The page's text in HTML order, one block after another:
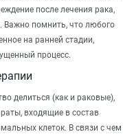
после лечения рака,
Важно помнить, что любого
на ранней стадии,
процесс.
делиться (как и раковые),
входящие в состав
клеток. В связи с чем